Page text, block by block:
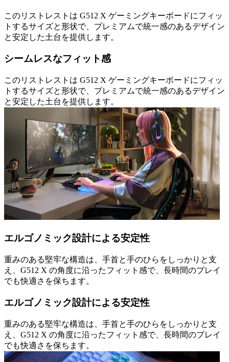
このリストレストは G512 X ゲーミングキーボードにフィッ
トするサイズと形状で、プレミアムで統一感のあるデザイン
と安定した土台を提供します。
シームレスなフィット感
このリストレストは G512 X ゲーミングキーボードにフィッ
トするサイズと形状で、プレミアムで統一感のあるデザイン
と安定した土台を提供します。
エルゴノミック設計による安定性
重みのある堅牢な構造は、手首と手のひらをしっかりと支
え、G512 X の角度に沿ったフィット感で、長時間のプレイ
でも快適さを保ちます。
エルゴノミック設計による安定性
重みのある堅牢な構造は、手首と手のひらをしっかりと支
え、G512 X の角度に沿ったフィット感で、長時間のプレイ
でも快適さを保ちます。